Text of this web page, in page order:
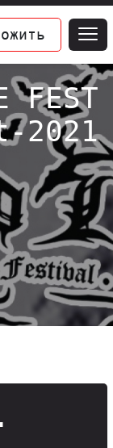
FEST
2021